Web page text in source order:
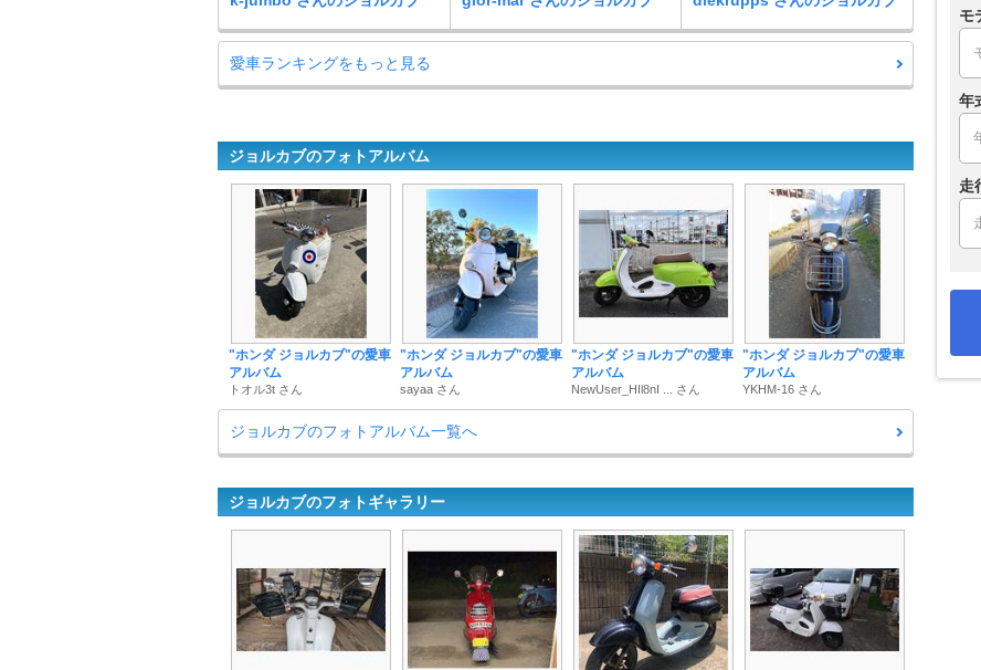
愛車ランキングをもっと見る
ジョルカブのフォトアルバム
"ホンダ ジョルカブ"の愛車
アルバム
トオル3t さん
"ホンダ ジョルカブ"の愛車
アルバム
sayaa さん
"ホンダ ジョルカブ"の愛車
アルバム
NewUser_HIl8nI ... さん
"ホンダ ジョルカブ"の愛車
アルバム
YKHM-16 さん
ジョルカブのフォトアルバム一覧へ
ジョルカブのフォトギャラリー
モ
年
走